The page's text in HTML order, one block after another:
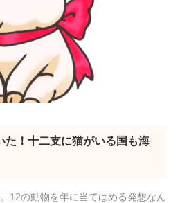
た！十二支に猫がいる国も海
12の動物を年に当てはめる発想なん